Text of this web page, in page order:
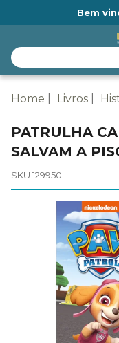
Bem
Home Livros
PATRULHA
SALVAM A
SKU 129950